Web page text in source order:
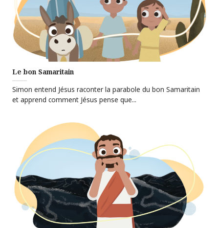
Le bon Samaritain
Simon entend Jésus raconter la parabole du bon Samaritain
et apprend comment Jésus pense que...